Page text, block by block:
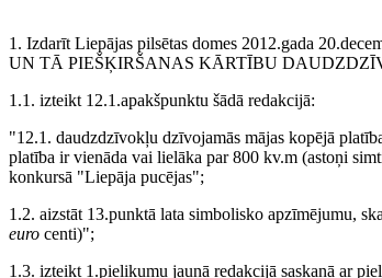
1. Izdarīt Liepājas pilsētas domes 2012.gada
UN TĀ PIEŠĶIRŠANAS KĀRTĪBU
1.1. izteikt 12.1.apakšpunktu šādā redakcijā:
"12.1. daudzdzīvokļu dzīvojamās mājas kopējā
platība ir vienāda vai lielāka par 800 kv.m (astoņi
konkursā "Liepāja pucējas";
1.2. aizstāt 13.punktā lata simbolisko apzīmējumu,
euro centi)";
1.3. izteikt 1.pielikumu jaunā redakcijā saskaņā ar